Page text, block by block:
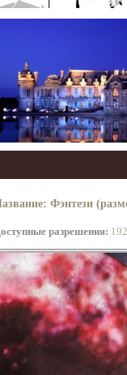
Фэнтези
разрешения: